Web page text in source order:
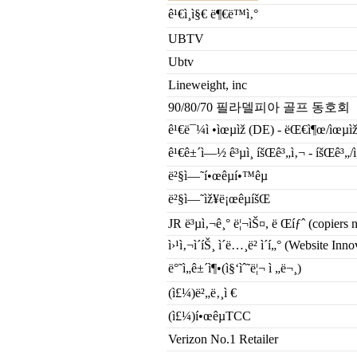
ê¹€ì¸ì§€ ë¶€ë™ì‚°
UBTV
Ubtv
Lineweight, inc
90/80/70 필라델피아 골프 동호회
ê¹€ë¯¼ì •ìœµìž (DE) - ëŒ€ì¶œ/ìœµìž
ê¹€ê±´ì—½ ê³µì¸ íšŒê³„ì‚¬ -
ë²§ì—˜í•œêµ­í•™êµ
ë²§ì—˜ìž¥ë¡œêµíšŒ
JR ë³µì‚¬ê¸° ë¦¬ìŠ¤, ë Œíƒˆ (copiers
ì›¹ì‚¬ì´íŠ¸ ì´ë…¸ë² ì´í„° (Website
ë°˜ì„ê±´ì¶•(ì§‘ìˆ˜ë¦¬ ì „ë¬¸)
(ì£¼)ë²„ë‚¸ì €
(ì£¼)í•œêµ­TCC
Verizon No.1 Retailer